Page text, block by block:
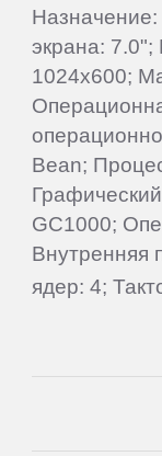
Назначение:
экрана:
1024x600;
Bean;
GC1000;
Внутренняя
ядер: 4;
Armix
Assistant
ASUS
Barnes
Noble